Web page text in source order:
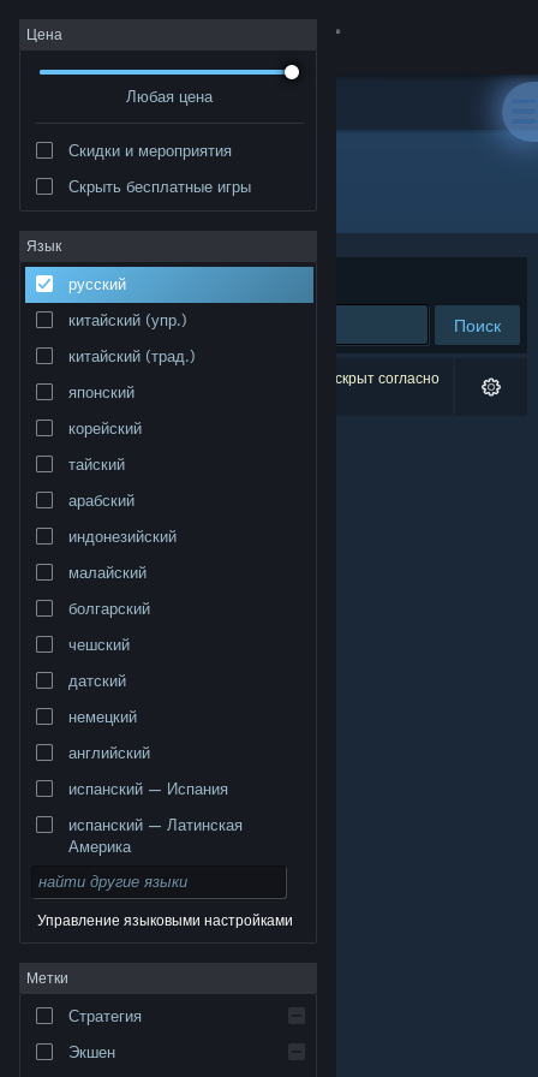
Войти
Сообщество
Информация
Поддержка
Изменить язык
Полная версия
© Valve Corporation. Все права сохранены. Все
торговые марки являются собственностью
Правовая информация
Соглашение подписчика Steam
Файлы cookie
Цена
Любая цена
Скидки и мероприятия
Скрыть бесплатные игры
Язык
русский
китайский (упр.)
китайский (трад.)
японский
корейский
тайский
арабский
индонезийский
малайский
болгарский
чешский
датский
немецкий
английский
испанский — Испания
испанский — Латинская
Америка
Управление языковыми настройками
Метки
Стратегия
Экшен
Разработчик: Paul Eckhardt
Сортировать по
Поиск
Результатов по вашему запросу: 0. 1 продукт скрыт согласно
вашим настройкам.